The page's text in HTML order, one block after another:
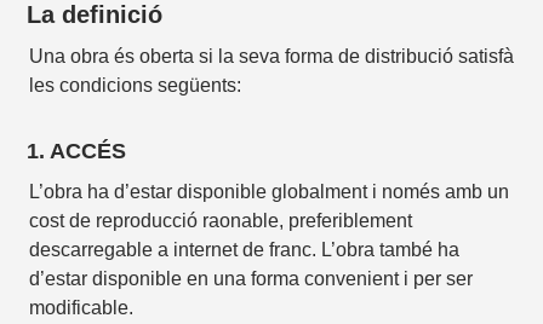
La definició
Una obra és oberta si la seva forma de distribució satisfà
les condicions següents:
1. ACCÉS
L’obra ha d’estar disponible globalment i només amb un
cost de reproducció raonable, preferiblement
descarregable a internet de franc. L’obra també ha
d’estar disponible en una forma convenient i per ser
modificable.